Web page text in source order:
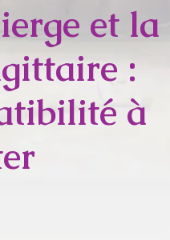
et la
:
à